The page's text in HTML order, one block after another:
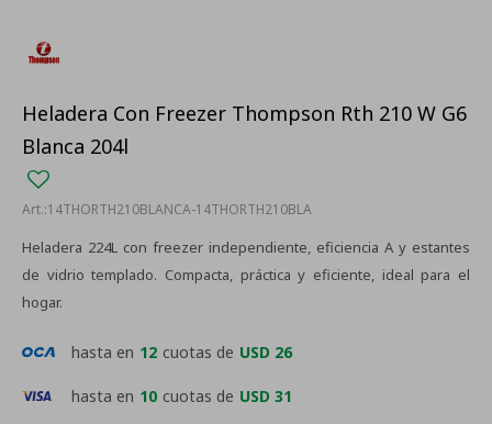
Heladera Con Freezer Thompson Rth 210 W G6
Blanca 204l
14THORTH210BLANCA-14THORTH210BLA
Heladera 224L con freezer independiente, eficiencia A y estantes
de vidrio templado. Compacta, práctica y eficiente, ideal para el
hogar.
hasta en 12 cuotas de USD 26
hasta en 10 cuotas de USD 31